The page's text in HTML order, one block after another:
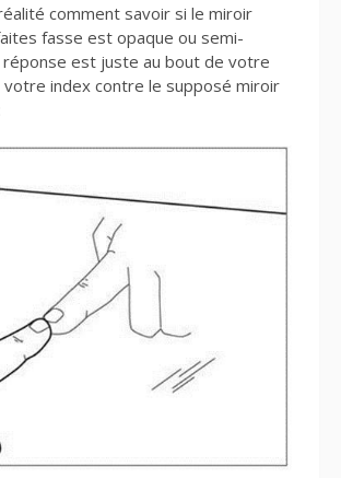
comment savoir si le miroir
fasse est opaque ou semi-
réponse est juste au bout de votre
index contre le supposé miroir